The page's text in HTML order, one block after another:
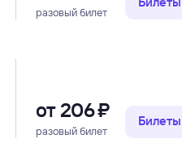
разовый билет
от 206 ⁠₽
разовый билет